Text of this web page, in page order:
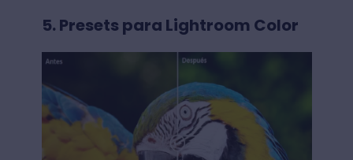
5. Presets para Lightroom Color